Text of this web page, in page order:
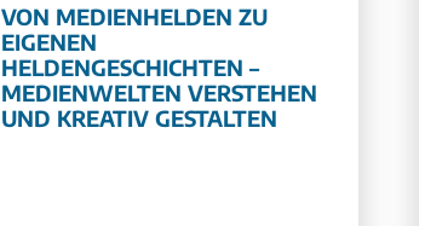
VON MEDIENHELDEN ZU
EIGENEN
HELDENGESCHICHTEN –
MEDIENWELTEN VERSTEHEN
UND KREATIV GESTALTEN